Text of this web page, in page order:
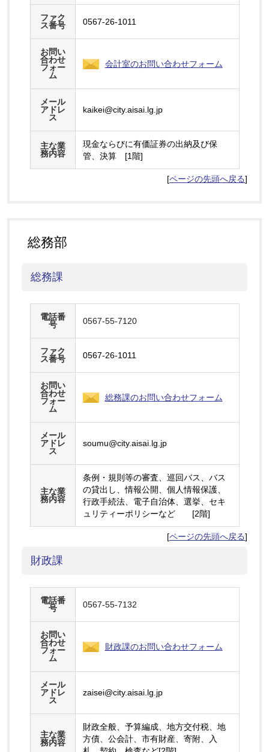
ファク
ス番号
0567-26-1011
お問い
合わせ
フォー
ム
会計室のお問い合わせフォーム
メール
アドレ
ス
kaikei@city.aisai.lg.jp
主な業
務内容
現金ならびに有価証券の出納及び保
管、決算 [1階]
[ページの先頭へ戻る]
総務部
総務課
電話番
号
0567-55-7120
ファク
ス番号
0567-26-1011
お問い
合わせ
フォー
ム
総務課のお問い合わせフォーム
メール
アドレ
ス
soumu@city.aisai.lg.jp
主な業
務内容
条例・規則等の審査、巡回バス、バス
の貸出し、情報公開、個人情報保護、
行政手続法、電子自治体、選挙、セキ
ュリティーポリシーなど [2階]
[ページの先頭へ戻る]
財政課
電話番
号
0567-55-7132
お問い
合わせ
フォー
ム
財政課のお問い合わせフォーム
メール
アドレ
ス
zaisei@city.aisai.lg.jp
主な業
務内容
財政全般、予算編成、地方交付税、地
方債、公会計、市有財産、寄附、入